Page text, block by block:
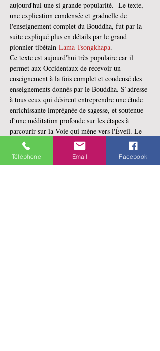
aujourd'hui une si grande popularité.  Le texte,
une explication condensée et graduelle de
l'enseignement complet du Bouddha, fut par la
suite expliqué plus en détails par le grand
pionnier tibétain Lama Tsongkhapa.
Ce texte est aujourd'hui très populaire car il
permet aux Occidentaux de recevoir un
enseignement à la fois complet et condensé des
enseignements donnés par le Bouddha. S`adresse
à tous ceux qui désirent entreprendre une étude
enrichissante imprégnée de sagesse, et soutenue
d`une méditation profonde sur les étapes à
parcourir sur la Voie qui mène vers l'Éveil. Le
tout est rendu possible grâce aux explications
claires et inspirantes de ce texte.  C'est pourquoi
les grands maîtres, dont…
Téléphone Email Facebook